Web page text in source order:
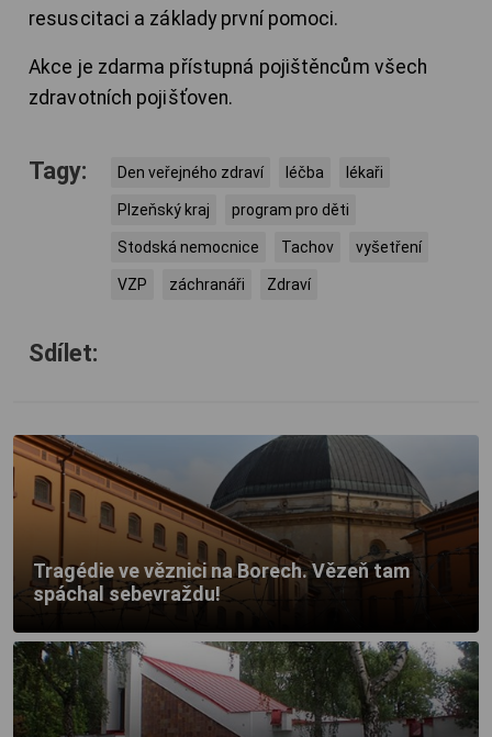
resuscitaci a základy první pomoci.
Akce je zdarma přístupná pojištěncům všech
zdravotních pojišťoven.
Tagy: Den veřejného zdraví léčba lékaři
Plzeňský kraj program pro děti
Stodská nemocnice Tachov vyšetření
VZP záchranáři Zdraví
Sdílet:
Tragédie ve věznici na Borech. Vězeň tam
spáchal sebevraždu!